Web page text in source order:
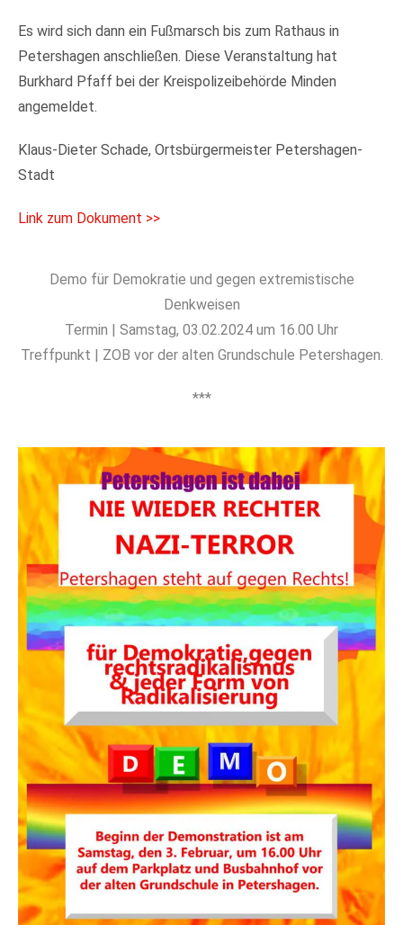
Es wird sich dann ein Fußmarsch bis zum Rathaus in
Petershagen anschließen. Diese Veranstaltung hat
Burkhard Pfaff bei der Kreispolizeibehörde Minden
angemeldet.
Klaus-Dieter Schade, Ortsbürgermeister Petershagen-
Stadt
Link zum Dokument >>
Demo für Demokratie und gegen extremistische
Denkweisen
Termin | Samstag, 03.02.2024 um 16.00 Uhr
Treffpunkt | ZOB vor der alten Grundschule Petershagen.
***